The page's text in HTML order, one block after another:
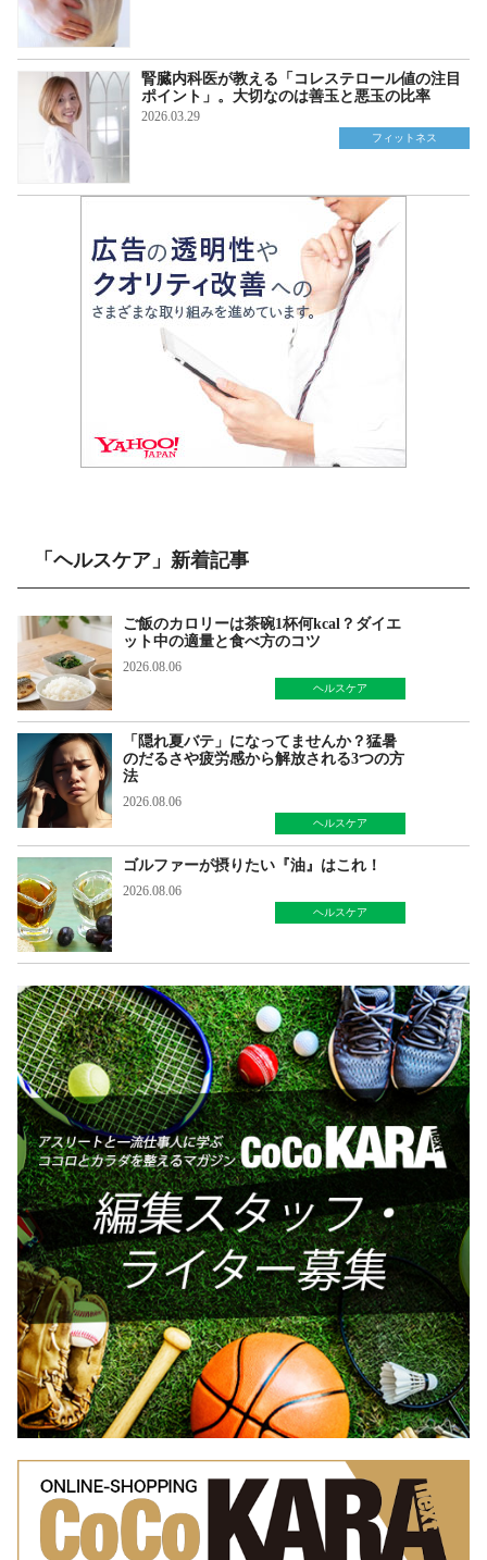
腎臓内科医が教える「コレステロール値の注目
ポイント」。大切なのは善玉と悪玉の比率
2026.03.29
フィットネス
「ヘルスケア」新着記事
ご飯のカロリーは茶碗1杯何kcal？ダイエ
ット中の適量と食べ方のコツ
2026.08.06
ヘルスケア
「隠れ夏バテ」になってませんか？猛暑
のだるさや疲労感から解放される3つの方
法
2026.08.06
ヘルスケア
ゴルファーが摂りたい『油』はこれ！
2026.08.06
ヘルスケア